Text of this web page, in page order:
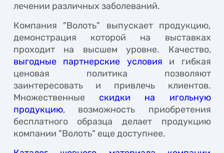
лечении различных заболеваний.
Компания "Волоть" выпускает продукцию,
демонстрация которой на выставках
проходит на высшем уровне. Качество,
выгодные партнерские условия и гибкая
ценовая политика позволяют
заинтересовать и привлечь клиентов.
Множественные скидки на игольную
продукцию, возможность приобретения
бесплатного образца делает продукцию
компании "Волоть" еще доступнее.